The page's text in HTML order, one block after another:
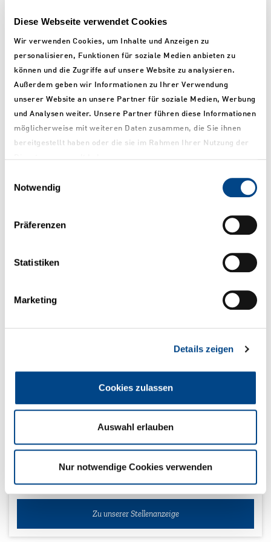
Diese Webseite verwendet Cookies
Wir verwenden Cookies, um Inhalte und Anzeigen zu
personalisieren, Funktionen für soziale Medien anbieten zu
können und die Zugriffe auf unsere Website zu analysieren.
Außerdem geben wir Informationen zu Ihrer Verwendung
unserer Website an unsere Partner für soziale Medien, Werbung
und Analysen weiter. Unsere Partner führen diese Informationen
möglicherweise mit weiteren Daten zusammen, die Sie ihnen
bereitgestellt haben oder die sie im Rahmen Ihrer Nutzung der
Notwendig
Präferenzen
Statistiken
Marketing
Details zeigen
Cookies zulassen
Auswahl erlauben
Nur notwendige Cookies verwenden
verschiedensten Tätigkeiten in den Bereichen Fertigung,
Instandhaltung und Wartung von Maschinen, Baugruppen und
Zu unserer Stellenanzeige
Anlagenkonstruktion, erstellen und modifizieren 2D & 3D-
Datensätze und Dokumentationen für Bauteile und Baugruppen
Als Industriekauffrau/-mann sind Sie das Rückgrat unserer
kaufmännischen Prozesse. Sie lernen alle wichtigen Bereiche
eines Industrieunternehmens kennen - von Einkauf und
Logistik über Personalwesen bis hin zu Marketing und
Zu unserer Stellenanzeige